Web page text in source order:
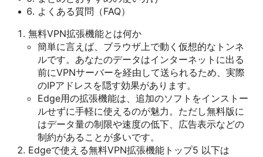
よくある質問（FAQ）
無料VPN拡張機能とは何か
簡単に言えば、ブラウザ上で動く仮想的なトンネ
ルです。あなたのデータはインターネットに出る
前にVPNサーバーを経由して送られるため、実際
のIPアドレスを隠す効果があります。
Edge用の拡張機能は、追加のソフトをインストー
ルせずに手軽に使えるのが魅力。ただし無料版に
はデータ量の制限や速度の低下、広告表示などの
制約があることが多いです。
Edgeで使える無料VPN拡張機能トップ5 以下は